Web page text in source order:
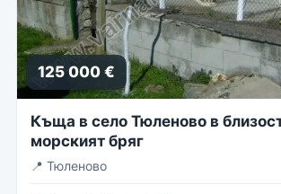
125 000 €
Къща в село Тюленово в
морският бряг
📍 Тюленово